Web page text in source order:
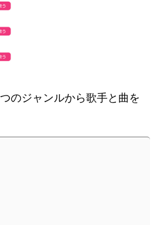
のジャンルから歌手と曲を